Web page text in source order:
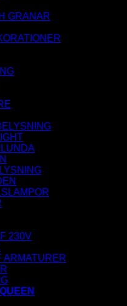
GRANAR
230V
ARMATURER